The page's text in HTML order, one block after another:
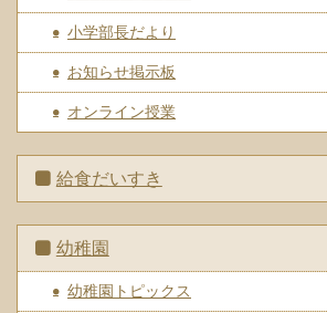
小学部長だより
お知らせ掲示板
オンライン授業
給食だいすき
幼稚園
幼稚園トピックス